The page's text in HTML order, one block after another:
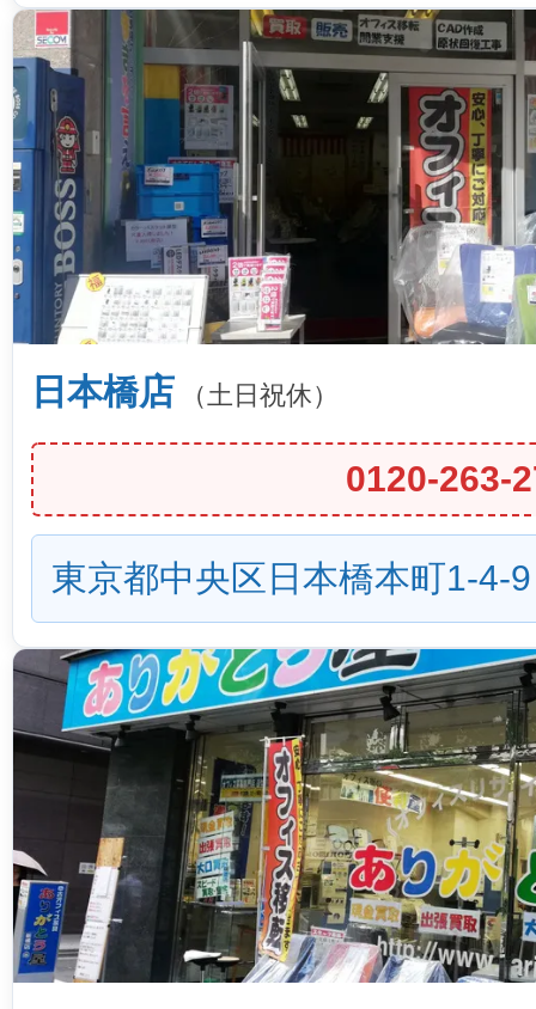
日本橋店 （土日祝休）
0120-263-
東京都中央区日本橋本町1-4-9